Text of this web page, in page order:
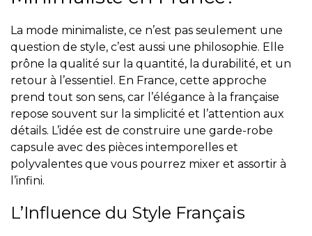
La mode minimaliste, ce n’est pas seulement une
question de style, c’est aussi une philosophie. Elle
prône la qualité sur la quantité, la durabilité, et un
retour à l’essentiel. En France, cette approche
prend tout son sens, car l’élégance à la française
repose souvent sur la simplicité et l’attention aux
détails. L’idée est de construire une garde-robe
capsule avec des pièces intemporelles et
polyvalentes que vous pourrez mixer et assortir à
l’infini.
L’Influence du Style Français